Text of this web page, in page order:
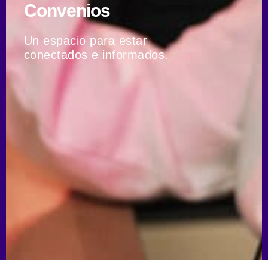
Convenios
Un espacio para estar
conectados e informados.